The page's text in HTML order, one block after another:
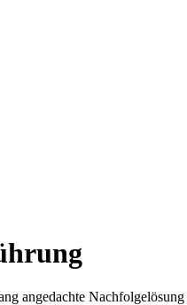
angedachte